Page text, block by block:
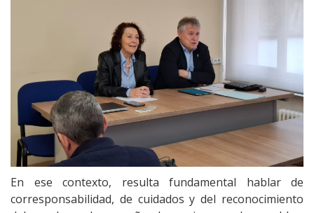
En ese contexto, resulta fundamental hablar de
corresponsabilidad, de cuidados y del reconocimiento